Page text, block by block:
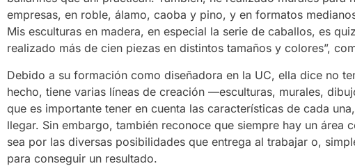
empresas, en roble, álamo, caoba y pino, y en formatos
Mis esculturas en madera, en especial la serie de caballos, es
realizado más de cien piezas en distintos tamaños y colores”,
Debido a su formación como diseñadora en la UC, ella dice no
hecho, tiene varias líneas de creación —esculturas, murales,
que es importante tener en cuenta las características de cada
llegar. Sin embargo, también reconoce que siempre hay un área
sea por las diversas posibilidades que entrega al trabajar o,
para conseguir un resultado.